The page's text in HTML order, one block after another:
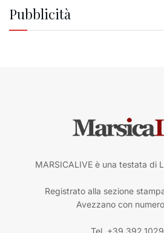
Pubblicità
MARSICALIVE è una testata di
Registrato alla sezione
Avezzano con
Tel.